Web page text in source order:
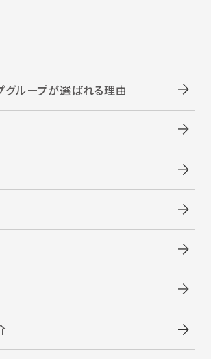
グループが選ばれる理由